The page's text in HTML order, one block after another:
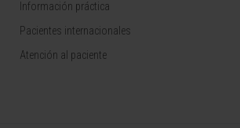
Información práctica
Pacientes internacionales
Atención al paciente